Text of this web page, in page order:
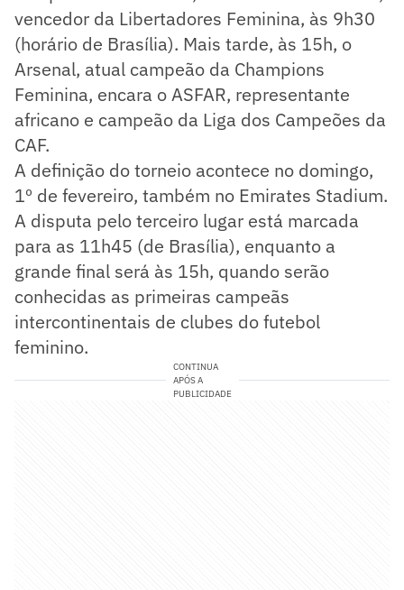
vencedor da Libertadores Feminina, às 9h30
(horário de Brasília). Mais tarde, às 15h, o
Arsenal, atual campeão da Champions
Feminina, encara o ASFAR, representante
africano e campeão da Liga dos Campeões da
CAF.
A definição do torneio acontece no domingo,
1º de fevereiro, também no Emirates Stadium.
A disputa pelo terceiro lugar está marcada
para as 11h45 (de Brasília), enquanto a
grande final será às 15h, quando serão
conhecidas as primeiras campeãs
intercontinentais de clubes do futebol
feminino.
CONTINUA
APÓS A
PUBLICIDADE